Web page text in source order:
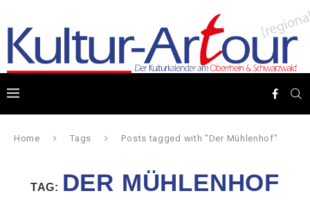
Home Tags Posts tagged with "Der Mühlenhof"
TAG: DER MÜHLENHOF